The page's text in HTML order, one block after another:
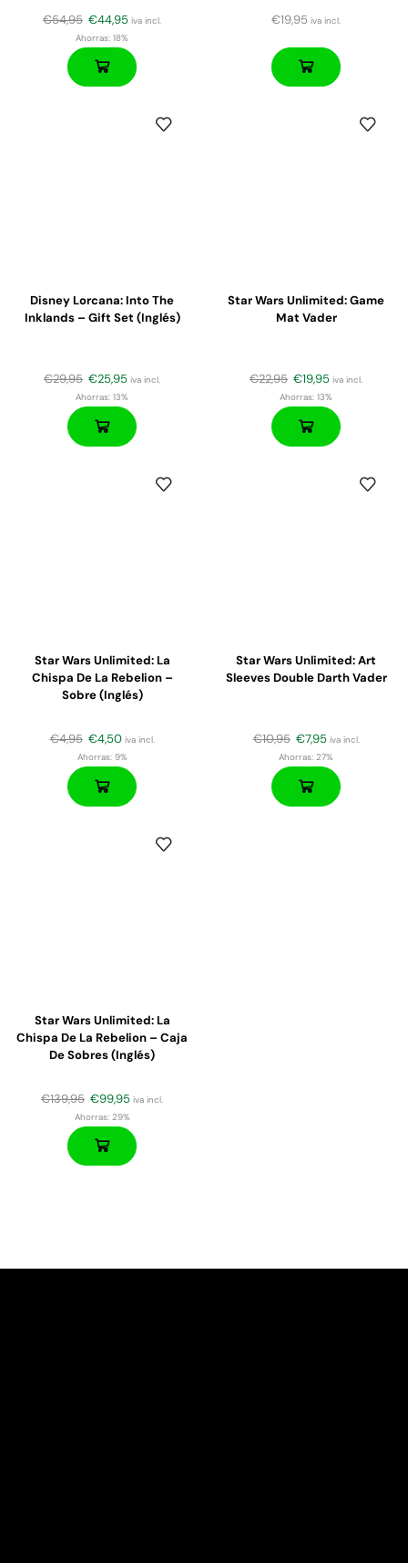
€54,95 €44,95 iva incl.
Ahorras: 18%
€19,95 iva incl.
Disney Lorcana: Into The
Inklands – Gift Set (Inglés)
€29,95 €25,95 iva incl.
Ahorras: 13%
Star Wars Unlimited: Game
Mat Vader
€22,95 €19,95 iva incl.
Ahorras: 13%
Star Wars Unlimited: La
Chispa De La Rebelion –
Sobre (inglés)
€4,95 €4,50 iva incl.
Ahorras:9%
Star Wars Unlimited: Art
Sleeves Double Darth Vader
€10,95 €7,95 iva incl.
Ahorras: 27%
Star Wars Unlimited: La
Chispa De La Rebelion – Caja
De Sobres (inglés)
€139,95 €99,95 iva incl.
Ahorras:29%